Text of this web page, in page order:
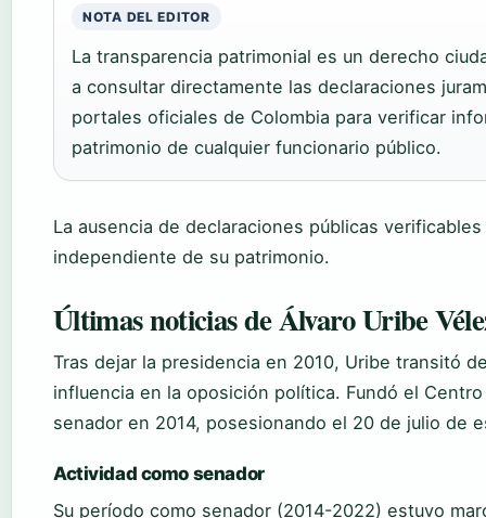
NOTA DEL EDITOR
La transparencia patrimonial es un derecho
a consultar directamente las declaraciones
portales oficiales de Colombia para verificar
patrimonio de cualquier funcionario público.
La ausencia de declaraciones públicas
independiente de su patrimonio.
Últimas noticias de Álvaro Uribe
Tras dejar la presidencia en 2010, Uribe transitó
influencia en la oposición política. Fundó el
senador en 2014, posesionando el 20 de julio de
Actividad como senador
Su período como senador (2014-2022) estuvo